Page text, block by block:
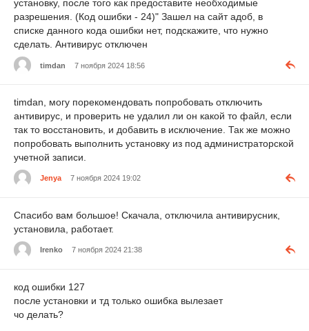
установку, после того как предоставите необходимые
разрешения. (Код ошибки - 24)" Зашел на сайт адоб, в
списке данного кода ошибки нет, подскажите, что нужно
сделать. Антивирус отключен
timdan 7 ноября 2024 18:56
timdan, могу порекомендовать попробовать отключить
антивирус, и проверить не удалил ли он какой то файл, если
так то восстановить, и добавить в исключение. Так же можно
попробовать выполнить установку из под администраторской
учетной записи.
Jenya 7 ноября 2024 19:02
Спасибо вам большое! Скачала, отключила антивирусник,
установила, работает.
Irenko 7 ноября 2024 21:38
код ошибки 127
после установки и тд только ошибка вылезает
чо делать?